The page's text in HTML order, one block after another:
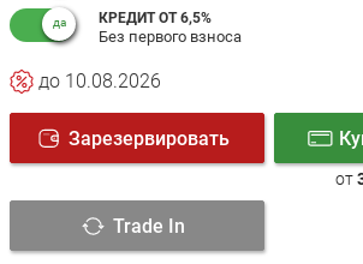
КРЕДИТ ОТ 6,5%
Без первого взноса
до 10.08.2026
Зарезервировать
от
Trade In